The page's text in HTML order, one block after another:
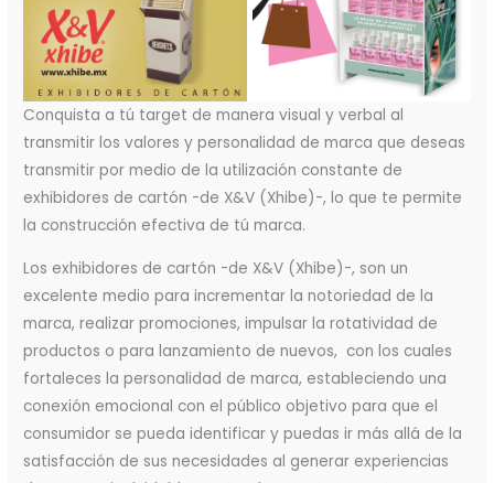
Conquista a tú target de manera visual y verbal al
transmitir los valores y personalidad de marca que deseas
transmitir por medio de la utilización constante de
exhibidores de cartón -de X&V (Xhibe)-, lo que te permite
la construcción efectiva de tú marca.
Los exhibidores de cartón -de X&V (Xhibe)-, son un
excelente medio para incrementar la notoriedad de la
marca, realizar promociones, impulsar la rotatividad de
productos o para lanzamiento de nuevos, con los cuales
fortaleces la personalidad de marca, estableciendo una
conexión emocional con el público objetivo para que el
consumidor se pueda identificar y puedas ir más allá de la
satisfacción de sus necesidades al generar experiencias